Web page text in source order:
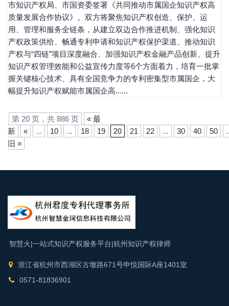
市知识产权局、市国资委签署《共同推动市属国企知识产权高
质量发展合作协议》。双方将聚焦知识产权创造、保护、运
用、管理和服务全链条，从建立双边合作推进机制、强化知识
产权政策供给、畅通专利申请和知识产权保护渠道、推动知识
产权与“四链”项目深度融合、加强知识产权金融产品创新、提升
知识产权管理效能和公益宣传力度等6个方面着力，培育一批掌
握关键核心技术、具有全国竞争力的专利密集型市属国企，大
幅提升知识产权赋能市属国企高......
第 20 页，共 886 页
« 最
新
« ... 10 ... 18 19 20 21 22 ... 30 40 50
旧 »
智慧火|一站式知识产权服务平台|杭州知识产权律师
浙江省杭州市西湖区古墩路671号申悦国际A座1401室
0571-81836901